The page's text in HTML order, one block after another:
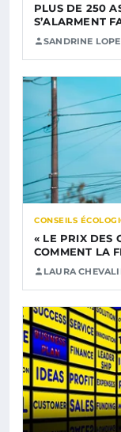
PLUS DE 250
S’ALARMENT
SANDRINE
CONSEILS
« LE PRIX DES
COMMENT LA
LAURA